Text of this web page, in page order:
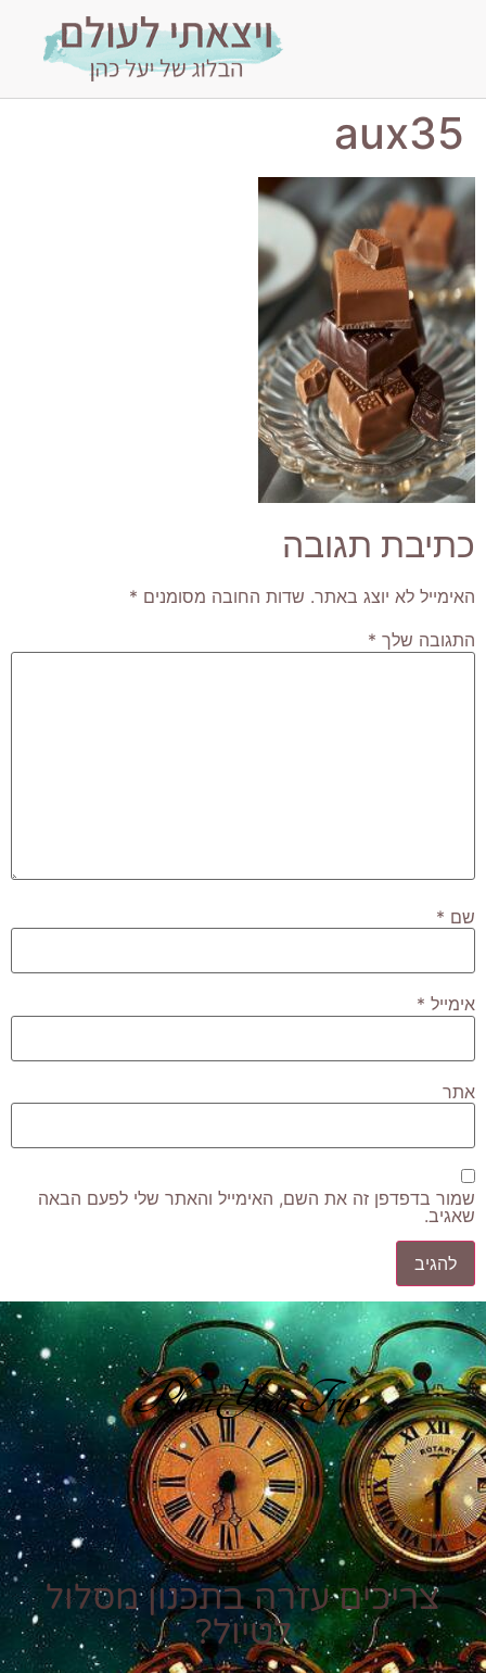
aux35
כתיבת תגובה
האימייל לא יוצג באתר. שדות החובה מסומנים *
התגובה שלך *
שם *
אימייל *
אתר
שמור בדפדפן זה את השם, האימייל והאתר שלי לפעם הבאה
שאגיב.
Plan Your Trip
צריכים עזרה בתכנון מסלול
לטיול?